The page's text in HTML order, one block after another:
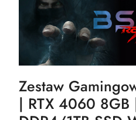
Zestaw
| RTX 4060 8GB